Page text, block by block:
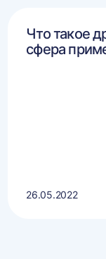
Что такое
сфера
26.05.2022